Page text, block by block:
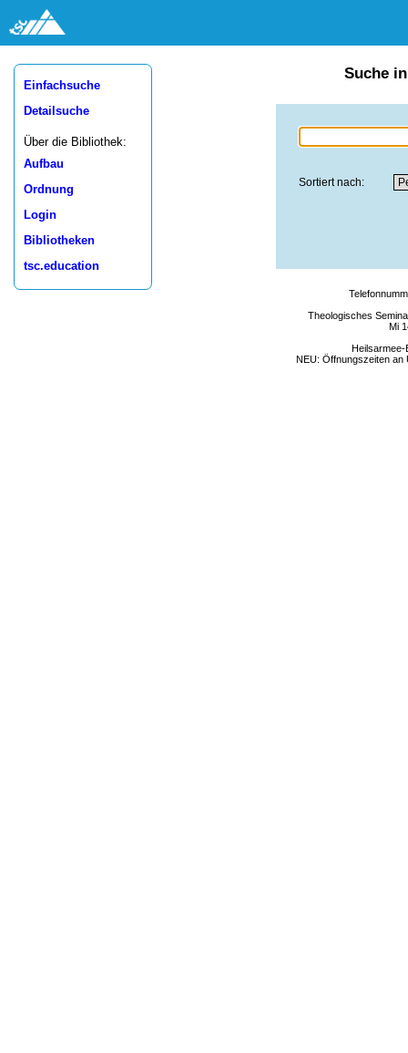
Einfachsuche
Detailsuche
Über die Bibliothek:
Aufbau
Ordnung
Login
Bibliotheken
tsc.education
Suche
Sortiert nach:
Theologisches
Mi
Heilsarmee-
NEU: Öffnungszeiten an